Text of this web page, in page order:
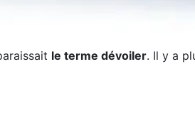
le terme dévoiler. Il y a